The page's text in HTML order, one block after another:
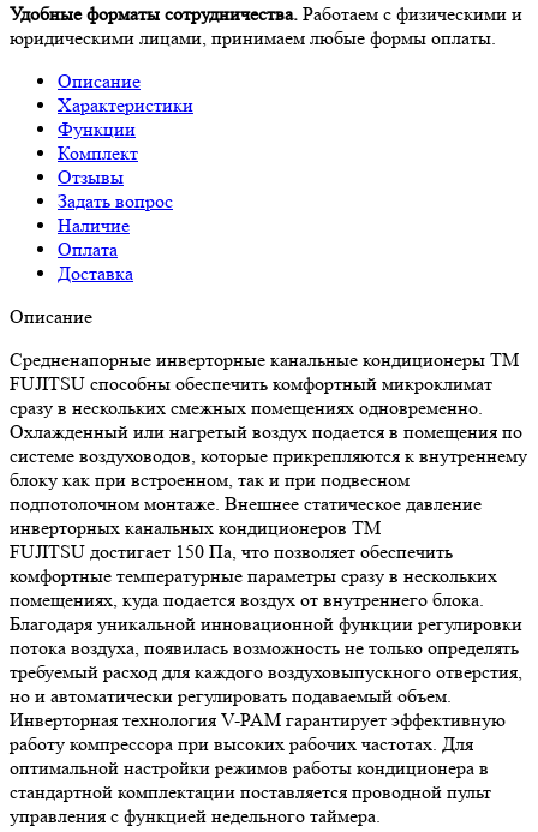
Удобные форматы сотрудничества. Работаем с физическими и
юридическими лицами, принимаем любые формы оплаты.
Описание
Характеристики
Функции
Комплект
Отзывы
Задать вопрос
Наличие
Оплата
Доставка
Описание
Средненапорные инверторные канальные кондиционеры ТМ
FUJITSU способны обеспечить комфортный микроклимат
сразу в нескольких смежных помещениях одновременно.
Охлажденный или нагретый воздух подается в помещения по
системе воздуховодов, которые прикрепляются к внутреннему
блоку как при встроенном, так и при подвесном
подпотолочном монтаже. Внешнее статическое давление
инверторных канальных кондиционеров ТМ
FUJITSU достигает 150 Па, что позволяет обеспечить
комфортные температурные параметры сразу в нескольких
помещениях, куда подается воздух от внутреннего блока.
Благодаря уникальной инновационной функции регулировки
потока воздуха, появилась возможность не только определять
требуемый расход для каждого воздуховыпускного отверстия,
но и автоматически регулировать подаваемый объем.
Инверторная технология V-PAM гарантирует эффективную
работу компрессора при высоких рабочих частотах. Для
оптимальной настройки режимов работы кондиционера в
стандартной комплектации поставляется проводной пульт
управления с функцией недельного таймера.